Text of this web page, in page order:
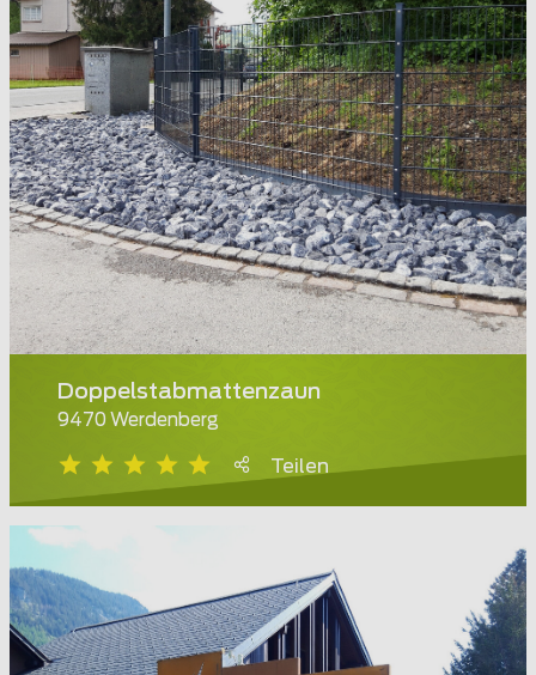
Doppelstabmattenzaun
9470 Werdenberg
Teilen